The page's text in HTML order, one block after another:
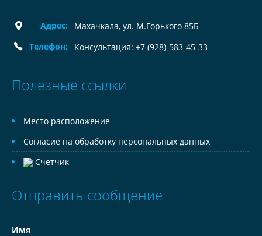
Адрес:
Махачкала, ул. М.Горького 85Б
Телефон:
Консультация: +7 (928)-583-45-33
Полезные ссылки
Место расположение
Согласие на обработку персональных данных
Счетчик
Отправить сообщение
Имя